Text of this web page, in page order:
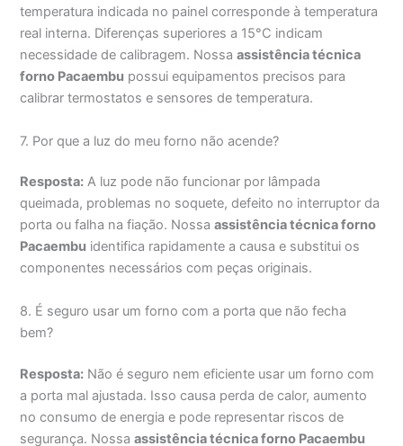
temperatura indicada no painel corresponde à temperatura
real interna. Diferenças superiores a 15°C indicam
necessidade de calibragem. Nossaassistência técnica
forno Pacaembu possui equipamentos precisos para
calibrar termostatos e sensores de temperatura.
7. Por que a luz do meu forno não acende?
Resposta: A luz pode não funcionar por lâmpada
queimada, problemas no soquete, defeito no interruptor da
porta ou falha na fiação. Nossaassistência técnica forno
Pacaembu identifica rapidamente a causa e substitui os
componentes necessários com peças originais.
8. É seguro usar um forno com a porta que não fecha
bem?
Resposta: Não é seguro nem eficiente usar um forno com
a porta mal ajustada. Isso causa perda de calor, aumento
no consumo de energia e pode representar riscos de
segurança. Nossaassistência técnica forno Pacaembu